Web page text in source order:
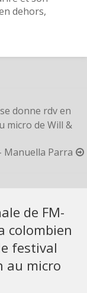
dehors,
donne rdv en
micro de Will &
Manuella Parra
de FM-
colombien
festival
au micro